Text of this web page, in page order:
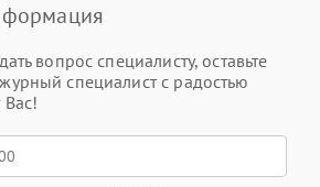
вопрос специалисту, оставьте
специалист с радостью
Вас!